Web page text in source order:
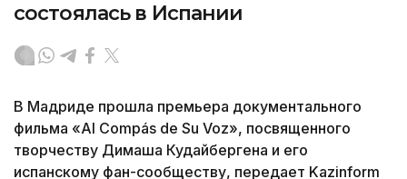
состоялась в Испании
В Мадриде прошла премьера документального
фильма «Al Compás de Su Voz», посвященного
творчеству Димаша Кудайбергена и его
испанскому фан-сообществу, передает Kazinform